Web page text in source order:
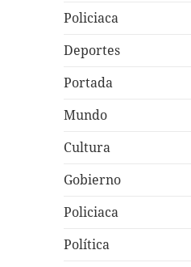
Policiaca
Deportes
Portada
Mundo
Cultura
Gobierno
Policiaca
Política